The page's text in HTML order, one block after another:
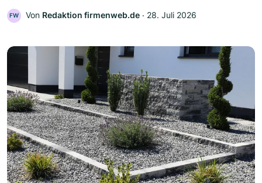
FW Von Redaktion firmenweb.de ‧ 28. Juli 2026